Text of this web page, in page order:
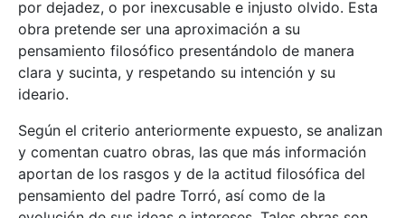
por dejadez, o por inexcusable e injusto olvido. Esta
obra pretende ser una aproximación a su
pensamiento filosófico presentándolo de manera
clara y sucinta, y respetando su intención y su
ideario.
Según el criterio anteriormente expuesto, se analizan
y comentan cuatro obras, las que más información
aportan de los rasgos y de la actitud filosófica del
pensamiento del padre Torró, así como de la